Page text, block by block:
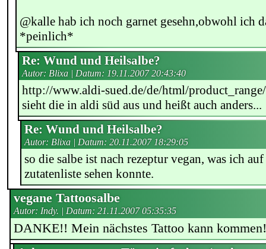
@kalle hab ich noch garnet gesehn,obwohl ich
*peinlich*
Re: Wund und Heilsalbe?
Autor: Blixa | Datum: 19.11.2007 20:43:40
http://www.aldi-sued.de/de/html/
sieht die in aldi süd aus und heißt auch anders...
Re: Wund und Heilsalbe?
Autor: Blixa | Datum: 20.11.2007 18:29:05
so die salbe ist nach rezeptur vegan, was ich
zutatenliste sehen konnte.
vegane Tattoosalbe
Autor: Indy. | Datum: 21.11.2007 05:35:35
DANKE!! Mein nächstes Tattoo kann